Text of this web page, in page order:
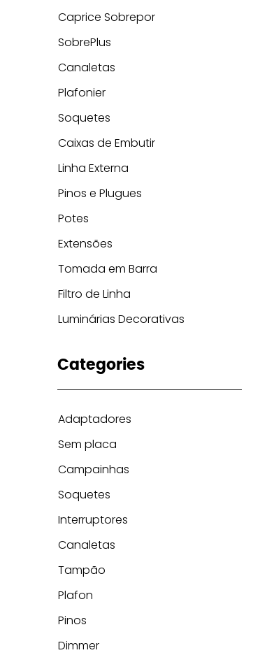
Caprice Sobrepor
SobrePlus
Canaletas
Plafonier
Soquetes
Caixas de Embutir
Linha Externa
Pinos e Plugues
Potes
Extensões
Tomada em Barra
Filtro de Linha
Luminárias Decorativas
Categories
Adaptadores
Sem placa
Campainhas
Soquetes
Interruptores
Canaletas
Tampão
Plafon
Pinos
Dimmer